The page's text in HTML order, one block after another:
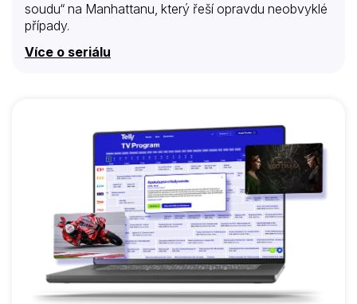
soudu“ na Manhattanu, který řeší opravdu neobvyklé
případy.
Více o seriálu